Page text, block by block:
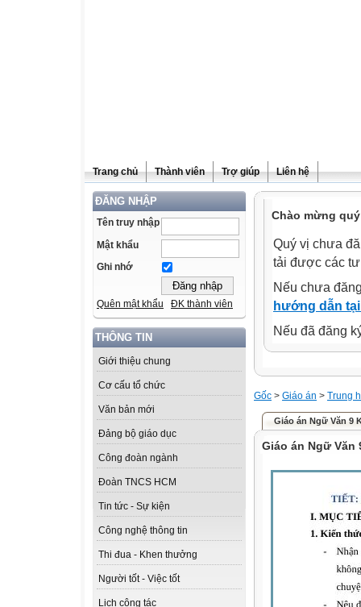
Trang chủ Thành viên Trợ giúp Liên hệ
ĐĂNG NHẬP
Tên truy nhập
Mật khẩu
Ghi nhớ
Quên mật khẩu ĐK thành viên
THÔNG TIN
Giới thiệu chung
Cơ cấu tổ chức
Văn bản mới
Đảng bộ giáo dục
Công đoàn ngành
Đoàn TNCS HCM
Tin tức - Sự kiện
Công nghệ thông tin
Thi đua - Khen thưởng
Người tốt - Việc tốt
Lịch công tác
Chào mừng
Quý vị chưa
tải được các
Nếu chưa
hướng dẫn
Nếu đã đăng
Gốc > Giáo án > Trung
Giáo án Ngữ Văn 9
Giáo án Ngữ